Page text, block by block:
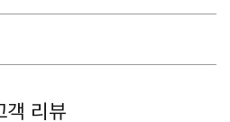
객 리뷰